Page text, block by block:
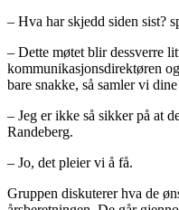
– Hva har skjedd siden sist?
– Dette møtet blir dessverre
kommunikasjonsdirektøren
bare snakke, så samler vi
– Jeg er ikke så sikker på at
Randeberg.
– Jo, det pleier vi å få.
Gruppen diskuterer hva de